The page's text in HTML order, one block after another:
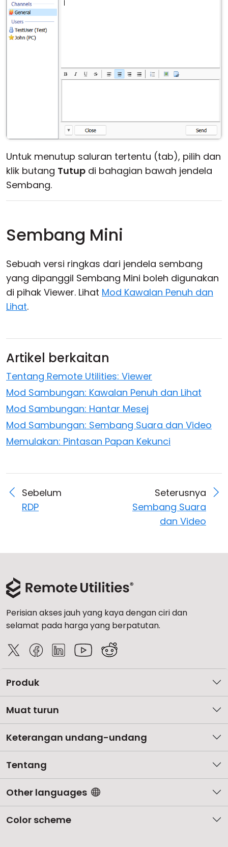
Untuk menutup saluran tertentu (tab), pilih dan
klik butang Tutup di bahagian bawah jendela
Sembang.
Sembang Mini
Sebuah versi ringkas dari jendela sembang
yang dipanggil Sembang Mini boleh digunakan
di pihak Viewer. Lihat Mod Kawalan Penuh dan
Lihat.
Artikel berkaitan
Tentang Remote Utilities: Viewer
Mod Sambungan: Kawalan Penuh dan Lihat
Mod Sambungan: Hantar Mesej
Mod Sambungan: Sembang Suara dan Video
Memulakan: Pintasan Papan Kekunci
Sebelum
RDP
Seterusnya
Sembang Suara
dan Video
Perisian akses jauh yang kaya dengan ciri dan
selamat pada harga yang berpatutan.
Produk
Muat turun
Keterangan undang-undang
Tentang
Other languages
Color scheme